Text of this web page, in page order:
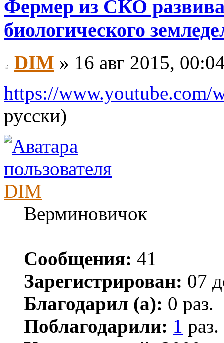
Фермер из СКО
биологического
DIM » 16 авг 2015,
https://www.youtube.com/
русски)
DIM
Верминовичок
Сообщения: 41
Зарегистрирован: 07
Благодарил (а): 0 раз.
Поблагодарили: 1 раз.